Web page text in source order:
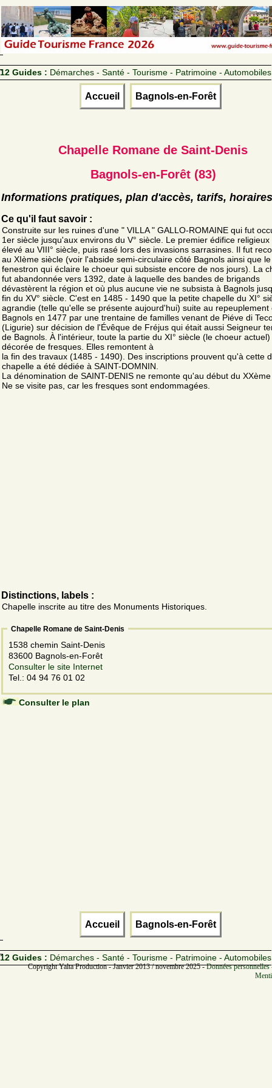
12 Guides : Démarches - Santé - Tourisme - Patrimoine - Automobiles
Accueil Bagnols-en-Forêt
Chapelle Romane de Saint-Denis
Bagnols-en-Forêt (83)
Informations pratiques, plan d'accès, tarifs, horaires
Ce qu'il faut savoir :
Construite sur les ruines d'une " VILLA " GALLO-ROMAINE qui fut
1er siècle jusqu'aux environs du V° siècle. Le premier édifice religieux
élevé au VIII° siècle, puis rasé lors des invasions sarrasines. Il fut
au XIème siècle (voir l'abside semi-circulaire côté Bagnols ainsi que le
fenestron qui éclaire le choeur qui subsiste encore de nos jours). La
fut abandonnée vers 1392, date à laquelle des bandes de brigands
dévastèrent la région et où plus aucune vie ne subsista à Bagnols
fin du XV° siècle. C'est en 1485 - 1490 que la petite chapelle du XI°
agrandie (telle qu'elle se présente aujourd'hui) suite au repeuplement
Bagnols en 1477 par une trentaine de familles venant de Piéve di
(Ligurie) sur décision de l'Évêque de Fréjus qui était aussi Seigneur
de Bagnols. À l'intérieur, toute la partie du XI° siècle (le choeur actuel)
décorée de fresques. Elles remontent à
la fin des travaux (1485 - 1490). Des inscriptions prouvent qu'à cette
chapelle a été dédiée à SAINT-DOMNIN.
La dénomination de SAINT-DENIS ne remonte qu'au début du
Ne se visite pas, car les fresques sont endommagées.
Distinctions, labels :
Chapelle inscrite au titre des Monuments Historiques.
Chapelle Romane de Saint-Denis
1538 chemin Saint-Denis
83600 Bagnols-en-Forêt
Consulter le site Internet
Tel.: 04 94 76 01 02
Consulter le plan
Accueil Bagnols-en-Forêt
12 Guides : Démarches - Santé - Tourisme - Patrimoine - Automobiles
Copyright Yalta Production - Janvier 2013 / novembre 2025 -Données